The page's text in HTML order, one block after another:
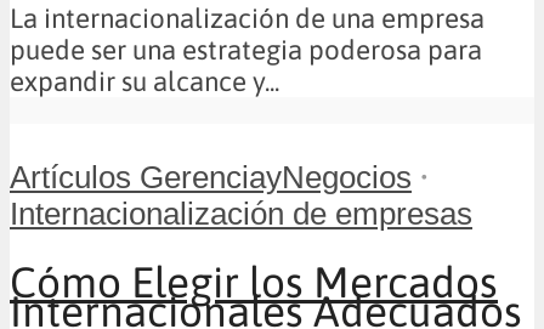
La internacionalización de una empresa
puede ser una estrategia poderosa para
expandir su alcance y...
Artículos GerenciayNegocios •
Internacionalización de empresas
Cómo Elegir los Mercados
Internacionales Adecuados